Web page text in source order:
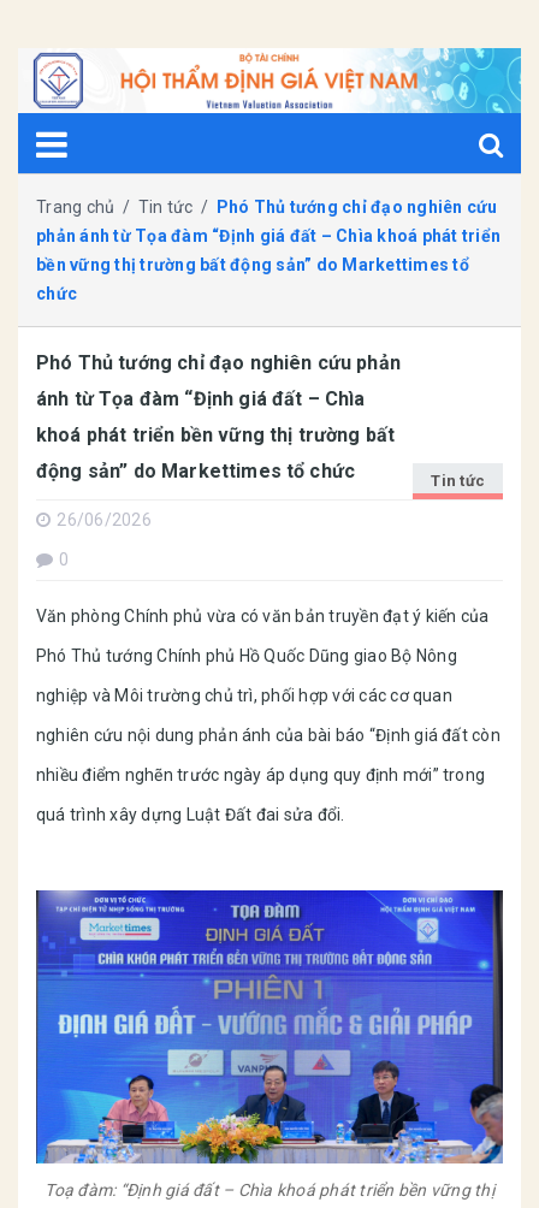
Trang chủ / Tin tức /
Phó Thủ tướng chỉ đạo nghiên cứu
phản ánh từ Tọa đàm “Định giá đất – Chìa khoá phát triển
bền vững thị trường bất động sản” do Markettimes tổ
chức
Phó Thủ tướng chỉ đạo nghiên cứu phản
ánh từ Tọa đàm “Định giá đất – Chìa
khoá phát triển bền vững thị trường bất
động sản” do Markettimes tổ chức
Tin tức
26/06/2026
0
Văn phòng Chính phủ vừa có văn bản truyền đạt ý kiến của
Phó Thủ tướng Chính phủ Hồ Quốc Dũng giao Bộ Nông
nghiệp và Môi trường chủ trì, phối hợp với các cơ quan
nghiên cứu nội dung phản ánh của bài báo “Định giá đất còn
nhiều điểm nghẽn trước ngày áp dụng quy định mới” trong
quá trình xây dựng Luật Đất đai sửa đổi.
Toạ đàm: “Định giá đất – Chìa khoá phát triển bền vững thị